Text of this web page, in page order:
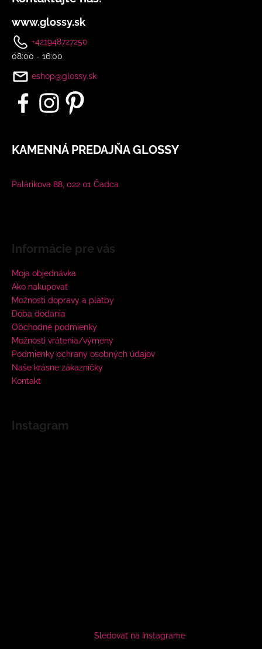
www.glossy.sk
+421948727250
08:00 - 16:00
eshop@glossy.sk
KAMENNÁ PREDAJŇA GLOSSY
Palárikova 88, 022 01 Čadca
Informácie pre vás
Moja objednávka
Ako nakupovať
Možnosti dopravy a platby
Doba dodania
Obchodné podmienky
Možnosti vrátenia/výmeny
Podmienky ochrany osobných údajov
Naše krásne zákazníčky
Kontakt
Instagram
Sledovať na Instagrame